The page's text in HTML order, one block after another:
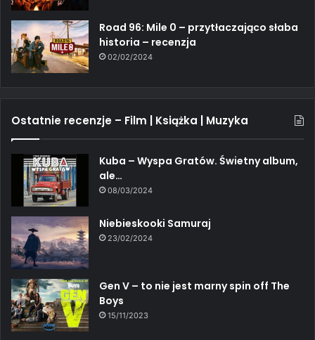
Road 96: Mile 0 – przytłaczająco słaba
historia – recenzja
02/02/2024
Ostatnie recenzje – Film | Książka | Muzyka
Kuba – Wyspa Gratów. Świetny album,
ale…
08/03/2024
Niebieskooki Samuraj
23/02/2024
Gen V – to nie jest marny spin off The
Boys
15/11/2023